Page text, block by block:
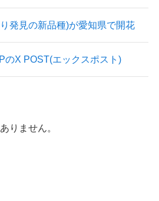
発見の新品種)が愛知県で開花
のX POST(エックスポスト)
りません。